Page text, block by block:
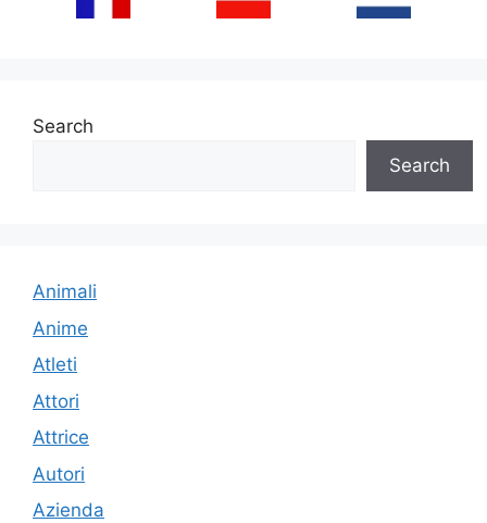
Search
Search
Animali
Anime
Atleti
Attori
Attrice
Autori
Azienda